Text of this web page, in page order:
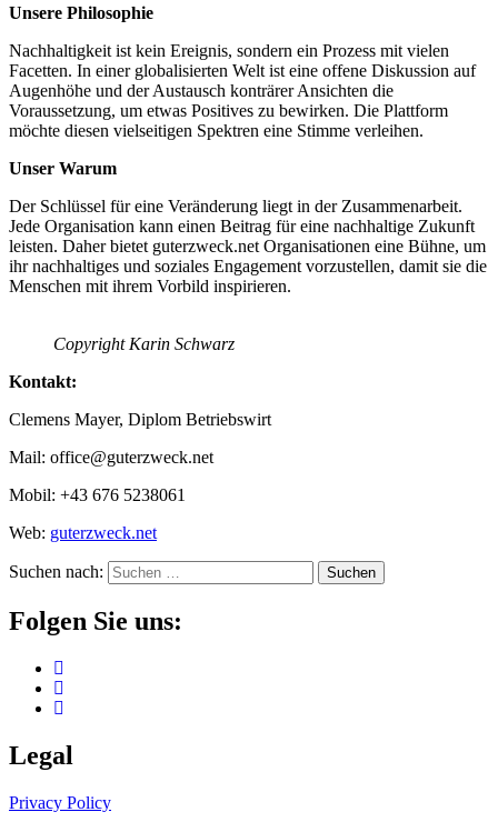
Unsere Philosophie
Nachhaltigkeit ist kein Ereignis, sondern ein Prozess mit vielen
Facetten. In einer globalisierten Welt ist eine offene Diskussion auf
Augenhöhe und der Austausch konträrer Ansichten die
Voraussetzung, um etwas Positives zu bewirken. Die Plattform
möchte diesen vielseitigen Spektren eine Stimme verleihen.
Unser Warum
Der Schlüssel für eine Veränderung liegt in der Zusammenarbeit.
Jede Organisation kann einen Beitrag für eine nachhaltige Zukunft
leisten. Daher bietet guterzweck.net Organisationen eine Bühne, um
ihr nachhaltiges und soziales Engagement vorzustellen, damit sie die
Menschen mit ihrem Vorbild inspirieren.
Copyright Karin Schwarz
Kontakt:
Clemens Mayer, Diplom Betriebswirt
Mail: office@guterzweck.net
Mobil: +43 676 5238061
Web: guterzweck.net
Suchen nach:
Folgen Sie uns:
Legal
Privacy Policy